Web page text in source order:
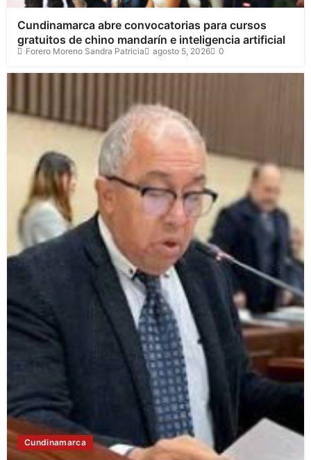
Cundinamarca abre convocatorias para cursos
gratuitos de chino mandarín e inteligencia artificial
Forero Moreno Sandra Patricia agosto 5, 2026 0
Cundinamarca